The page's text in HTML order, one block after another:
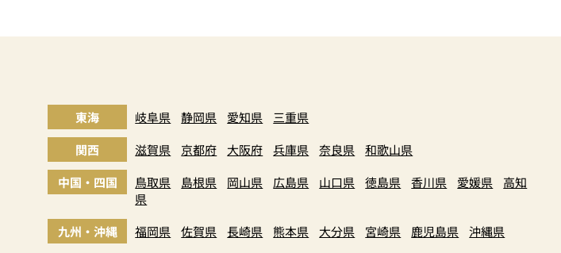
東海 岐阜県 静岡県 愛知県
三重県
関西
滋賀県 京都府 大阪府 兵庫県 奈良県
和歌山県
中国・四国
鳥取県 島根県 岡山県 広島県 山口県 徳島県 香川県 愛媛県
高知
県
九州・沖縄
福岡県 佐賀県 長崎県 熊本県 大分県 宮崎県 鹿児島県 沖縄県